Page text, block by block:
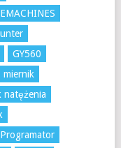
EMACHINES
GY560
miernik
natężenia
Programator